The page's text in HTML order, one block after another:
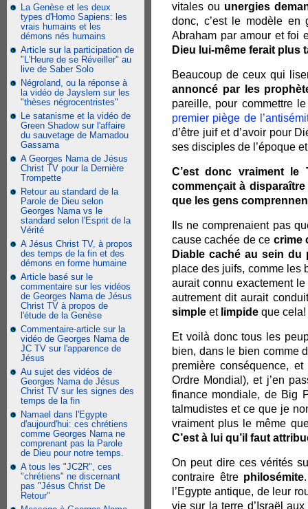
La Genèse et les deux
types d'Homo Sapiens: les
vrais humains et les
démons nés humains
Article sur la participation de
"L'Heure de se Réveiller" au
live de Saber Solo
Négroland, ou la réponse à
la vidéo de Jayslem sur les
"thèses négrocentristes"
Le satanisme et la vidéo de
Green Shadow sur l'affaire
du sauvetage de Mamadou
Gassama
A Georges Nama de Jésus
Christ TV pour la Dernière
Trompette
Retour au standard de la
Parole de Dieu selon
Georges Nama vs le
standard selon l'Esprit de la
Vérité
A Jésus Christ TV, à propos
des temps de la fin et des
démons en forme humaine
Article basé sur le
commentaire sur les vidéos
de Georges Nama de Jésus
Christ TV à propos de
l'étude de la Genèse
Commentaire-article sur la
vidéo de Georges Nama de
JC TV sur l'apparence de
Jésus
Au sujet des vidéos de
Georges Nama de Jésus
Christ TV sur les signes des
temps de la fin
Namael dans l'Egypte
d'aujourd'hui: ces chrétiens
comme Georges Nama ne
comprenant pas la Parole
de Dieu pour notre temps.
A tous les "JC2R", ces
"chrétiens" ne discernant
pas "Jésus Christ De
Retour"
vitales ou unergies
donc, c’est le modèle en
Abraham par amour et foi
Dieu lui-même ferait plus
Beaucoup de ceux qui
annoncé par les
pareille, pour commettre
premier piège de
d’être juif et d’avoir pour
ses disciples de l’époque
C’est donc vraiment le
commençait à
que les gens
Ils ne comprenaient pas
cause cachée de ce crime
Diable caché au sein du
place des juifs, comme les
aurait connu exactement
autrement dit aurait
simple et limpide que cela!
Et voilà donc tous les
bien, dans le bien comme
première conséquence,
Ordre Mondial), et j’en
finance mondiale, de Big
talmudistes et ce que je
vraiment plus le même
C’est à lui qu’il faut
On peut dire ces vérités
contraire être philosémite
l’Egypte antique, de leur
vie sur la terre d’Israël